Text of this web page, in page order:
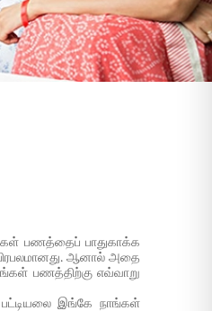
பணத்தைப் பாதுகாக்க
ஆனால் அதை
பணத்திற்கு எவ்வாறு
பட்டியலை இங்கே நாங்கள்